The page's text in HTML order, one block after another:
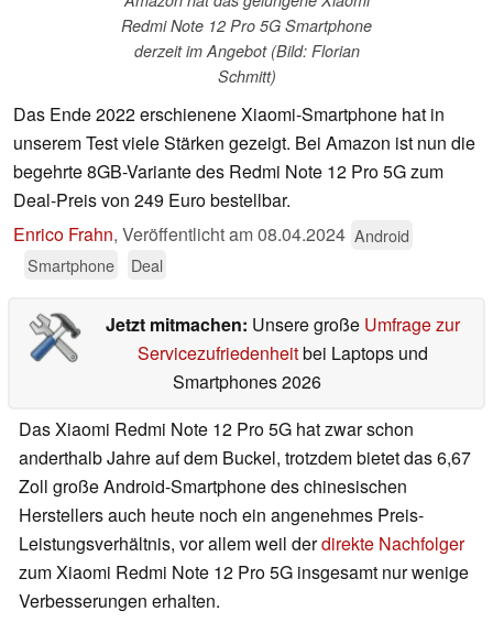
Redmi Note 12 Pro 5G Smartphone
derzeit im Angebot (Bild: Florian
Schmitt)
Das Ende 2022 erschienene Xiaomi-Smartphone hat in
unserem Test viele Stärken gezeigt. Bei Amazon ist nun die
begehrte 8GB-Variante des Redmi Note 12 Pro 5G zum
Deal-Preis von 249 Euro bestellbar.
Enrico Frahn, Veröffentlicht am08.04.2024 Android
Smartphone
Deal
Jetzt mitmachen: Unsere große Umfrage zur
Servicezufriedenheitbei Laptops und
Smartphones 2026
Das Xiaomi Redmi Note 12 Pro 5G hat zwar schon
anderthalb Jahre auf dem Buckel, trotzdem bietet das 6,67
Zoll große Android-Smartphone des chinesischen
Herstellers auch heute noch ein angenehmes Preis-
Leistungsverhältnis, vor allem weil derdirekte Nachfolger
zum Xiaomi Redmi Note 12 Pro 5G insgesamt nur wenige
Verbesserungen erhalten.